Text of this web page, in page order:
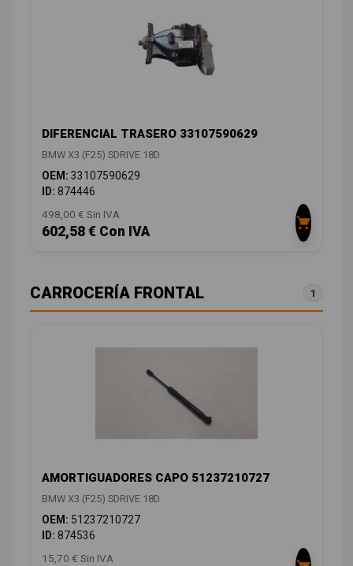
DIFERENCIAL TRASERO 33107590629
BMW X3 (F25) SDRIVE 18D
OEM: 33107590629
ID: 874446
498,00 € Sin IVA
602,58 € Con IVA
CARROCERÍA FRONTAL 1
AMORTIGUADORES CAPO 51237210727
BMW X3 (F25) SDRIVE 18D
OEM: 51237210727
ID: 874536
15,70 € Sin IVA